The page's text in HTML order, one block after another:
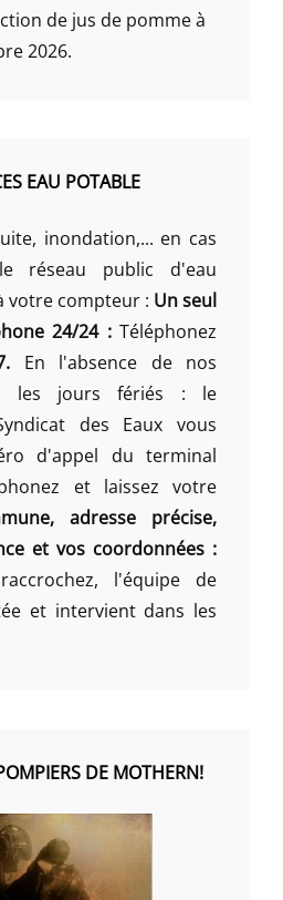
de jus de pomme à
2026.
EAU POTABLE
inondation,... en cas
réseau public d'eau
votre compteur : Un seul
24/24 :Téléphonez
En l'absence de nos
les jours fériés : le
des Eaux vous
d'appel du terminal
et laissez votre
adresse précise,
et vos coordonnées :
l'équipe de
et intervient dans les
DE MOTHERN!